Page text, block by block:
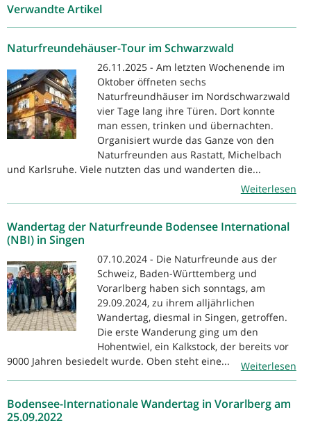
Verwandte Artikel
Naturfreundehäuser-Tour im Schwarzwald
26.11.2025 - Am letzten Wochenende im
Oktober öffneten sechs
Naturfreundhäuser im Nordschwarzwald
vier Tage lang ihre Türen. Dort konnte
man essen, trinken und übernachten.
Organisiert wurde das Ganze von den
Naturfreunden aus Rastatt, Michelbach
und Karlsruhe. Viele nutzten das und wanderten die...
Weiterlesen
Wandertag der Naturfreunde Bodensee International
(NBI) in Singen
07.10.2024 - Die Naturfreunde aus der
Schweiz, Baden-Württemberg und
Vorarlberg haben sich sonntags, am
29.09.2024, zu ihrem alljährlichen
Wandertag, diesmal in Singen, getroffen.
Die erste Wanderung ging um den
Hohentwiel, ein Kalkstock, der bereits vor
9000 Jahren besiedelt wurde. Oben steht eine...
Weiterlesen
Bodensee-Internationale Wandertag in Vorarlberg am
25.09.2022